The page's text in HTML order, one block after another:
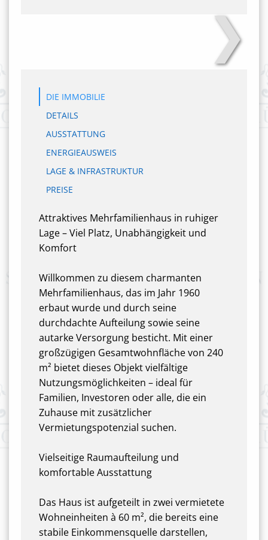
❯
DIE IMMOBILIE
DETAILS
AUSSTATTUNG
ENERGIEAUSWEIS
LAGE & INFRASTRUKTUR
PREISE
Attraktives Mehrfamilienhaus in ruhiger
Lage – Viel Platz, Unabhängigkeit und
Komfort
Willkommen zu diesem charmanten
Mehrfamilienhaus, das im Jahr 1960
erbaut wurde und durch seine
durchdachte Aufteilung sowie seine
autarke Versorgung besticht. Mit einer
großzügigen Gesamtwohnfläche von 240
m² bietet dieses Objekt vielfältige
Nutzungsmöglichkeiten – ideal für
Familien, Investoren oder alle, die ein
Zuhause mit zusätzlicher
Vermietungspotenzial suchen.
Vielseitige Raumaufteilung und
komfortable Ausstattung
Das Haus ist aufgeteilt in zwei vermietete
Wohneinheiten à 60 m², die bereits eine
stabile Einkommensquelle darstellen,